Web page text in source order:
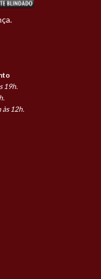
19h.
às 12h.